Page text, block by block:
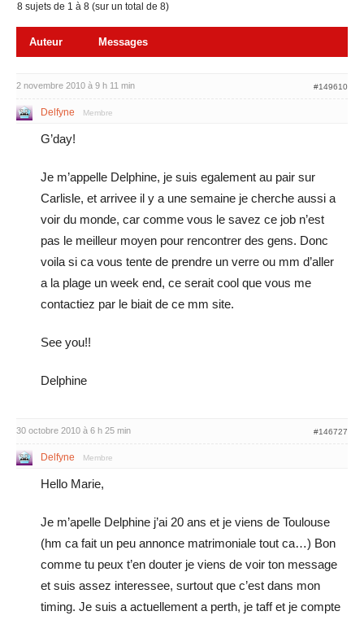
8 sujets de 1 à 8 (sur un total de 8)
Auteur Messages
2 novembre 2010 à 9 h 11 min #149610
Delfyne Membre
G’day!
Je m’appelle Delphine, je suis egalement au pair sur
Carlisle, et arrivee il y a une semaine je cherche aussi a
voir du monde, car comme vous le savez ce job n’est
pas le meilleur moyen pour rencontrer des gens. Donc
voila si ca vous tente de prendre un verre ou mm d’aller
a la plage un week end, ce serait cool que vous me
contactiez par le biait de ce mm site.
See you!!
Delphine
30 octobre 2010 à 6 h 25 min #146727
Delfyne Membre
Hello Marie,
Je m’apelle Delphine j’ai 20 ans et je viens de Toulouse
(hm ca fait un peu annonce matrimoniale tout ca…) Bon
comme tu peux t’en douter je viens de voir ton message
et suis assez interessee, surtout que c’est dans mon
timing. Je suis a actuellement a perth, je taff et je compte